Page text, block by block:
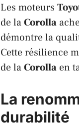
Les moteurs
de laCorolla
démontre la
Cette résilience
de laCorolla en
La
durabilité